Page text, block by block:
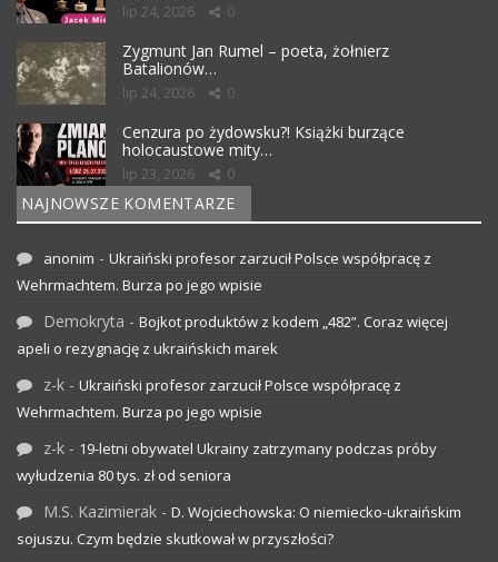
lip 24, 2026 0
Zygmunt Jan Rumel – poeta, żołnierz
Batalionów…
lip 24, 2026 0
Cenzura po żydowsku?! Książki burzące
holocaustowe mity…
lip 23, 2026 0
NAJNOWSZE KOMENTARZE
anonim - Ukraiński profesor zarzucił Polsce współpracę z
Wehrmachtem. Burza po jego wpisie
Demokryta - Bojkot produktów z kodem „482”. Coraz więcej
apeli o rezygnację z ukraińskich marek
z-k - Ukraiński profesor zarzucił Polsce współpracę z
Wehrmachtem. Burza po jego wpisie
z-k - 19-letni obywatel Ukrainy zatrzymany podczas próby
wyłudzenia 80 tys. zł od seniora
M.S. Kazimierak - D. Wojciechowska: O niemiecko-ukraińskim
sojuszu. Czym będzie skutkował w przyszłości?